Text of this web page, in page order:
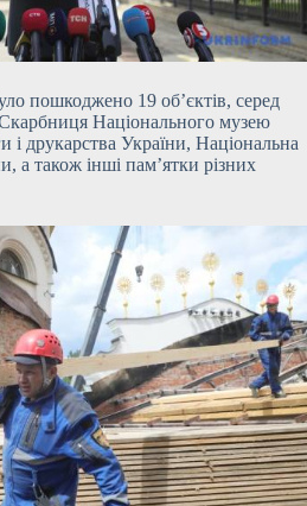
пошкоджено 19 об’єктів, серед
Національного музею
і друкарства України, Національна
а також інші пам’ятки різних